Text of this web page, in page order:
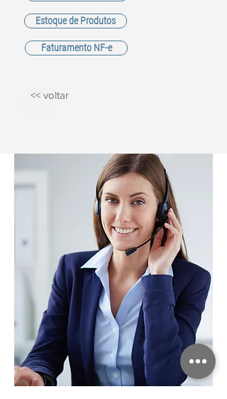
Estoque de Produtos
Faturamento NF-e
<< voltar